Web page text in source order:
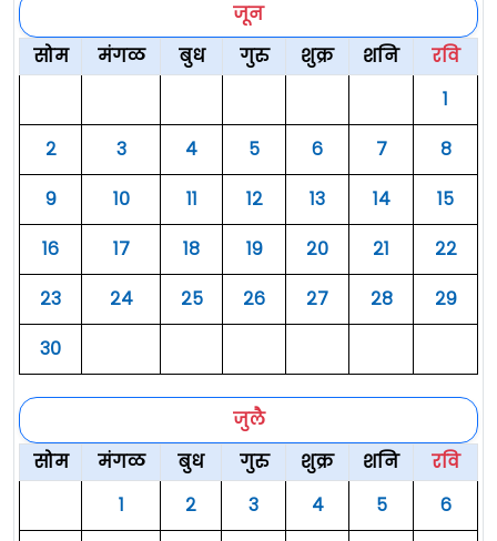
जून
सोम
मंगळ बुध गुरु शुक्र शनि
रवि
१
२
३ ४ ५ ६ ७
८
९
१० ११ १२ १३ १४
१५
१६
१७ १८ १९ २० २१
२२
२३
२४ २५ २६ २७ २८
२९
३०
जुलै
सोम
मंगळ बुध गुरु शुक्र शनि
रवि
१
२ ३ ४ ५
६